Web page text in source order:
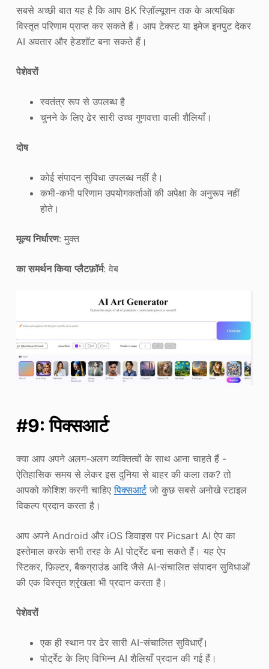
सबसे अच्छी बात यह है कि आप 8K रिज़ॉल्यूशन तक के अत्यधिक
विस्तृत परिणाम प्राप्त कर सकते हैं। आप टेक्स्ट या इमेज इनपुट देकर
AI अवतार और हेडशॉट बना सकते हैं।
पेशेवरों
स्वतंत्र रूप से उपलब्ध है
चुनने के लिए ढेर सारी उच्च गुणवत्ता वाली शैलियाँ।
दोष
कोई संपादन सुविधा उपलब्ध नहीं है।
कभी-कभी परिणाम उपयोगकर्ताओं की अपेक्षा के अनुरूप नहीं
होते।
मूल्य निर्धारण: मुक्त
का समर्थन किया प्लैटफ़ॉर्म: वेब
#9: पिक्सआर्ट
क्या आप अपने अलग-अलग व्यक्तित्वों के साथ आना चाहते हैं -
ऐतिहासिक समय से लेकर इस दुनिया से बाहर की कला तक? तो
आपको कोशिश करनी चाहिएपिक्सआर्टजो कुछ सबसे अनोखे स्टाइल
विकल्प प्रदान करता है।
आप अपने Android और iOS डिवाइस पर Picsart AI ऐप का
इस्तेमाल करके सभी तरह के AI पोर्ट्रेट बना सकते हैं। यह ऐप
स्टिकर, फ़िल्टर, बैकग्राउंड आदि जैसे AI-संचालित संपादन सुविधाओं
की एक विस्तृत श्रृंखला भी प्रदान करता है।
पेशेवरों
एक ही स्थान पर ढेर सारी AI-संचालित सुविधाएँ।
पोर्ट्रेट के लिए विभिन्न AI शैलियाँ प्रदान की गई हैं।